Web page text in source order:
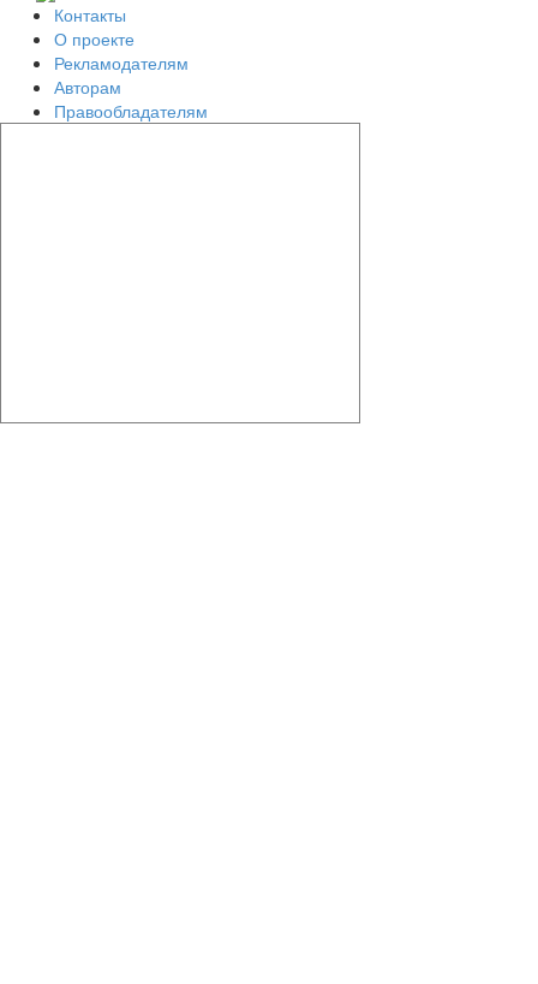
Контакты
О проекте
Рекламодателям
Авторам
Правообладателям